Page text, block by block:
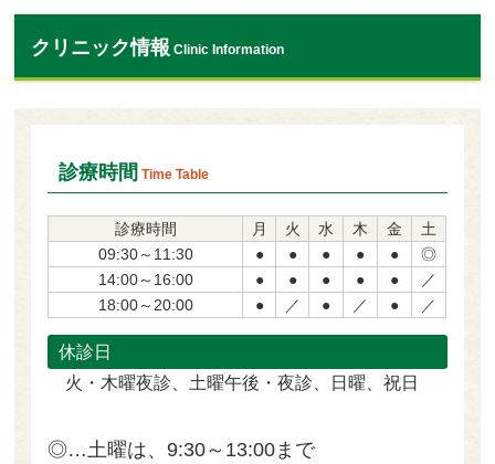
クリニック情報 Clinic Information
診療時間 Time Table
診療時間 月 火 水 木 金
土
09:30～11:30
● ● ● ● ●
◎
14:00～16:00
● ● ● ● ●
／
18:00～20:00
● ／ ● ／ ● ／
休診日
火・木曜夜診、土曜午後・夜診、日曜、祝日
◎…土曜は、9:30～13:00まで